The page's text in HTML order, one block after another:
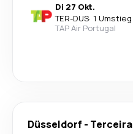
Di 27 Okt.
TER-DUS· 1 Umstieg
TAP Air Portugal
Düsseldorf - Terceira